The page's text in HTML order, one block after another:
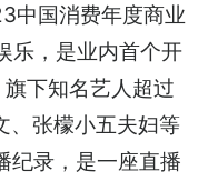
中国消费年度商业
乐，是业内首个开
下知名艺人超过
、张檬小五夫妇等
纪录，是一座直播